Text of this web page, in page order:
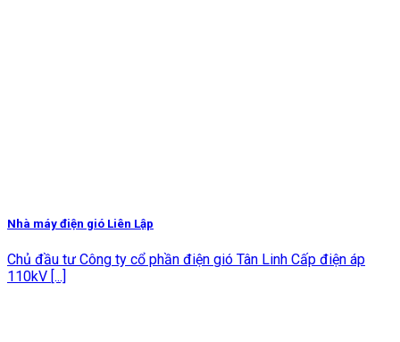
Nhà máy điện gió Liên Lập
Chủ đầu tư Công ty cổ phần điện gió Tân Linh Cấp điện áp
110kV [...]